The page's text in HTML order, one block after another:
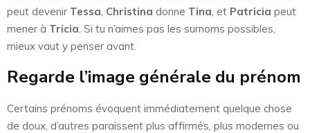
peut devenir Tessa Christina donne Tina , et Patricia peut
mener à Tricia . Si tu n’aimes pas les surnoms possibles,
mieux vaut y penser avant.
Regarde l’image générale du prénom
Certains prénoms évoquent immédiatement quelque chose
de doux, d’autres paraissent plus affirmés, plus modernes ou